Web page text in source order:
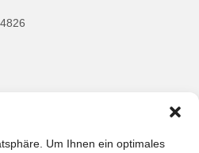
Um Ihnen ein optimales